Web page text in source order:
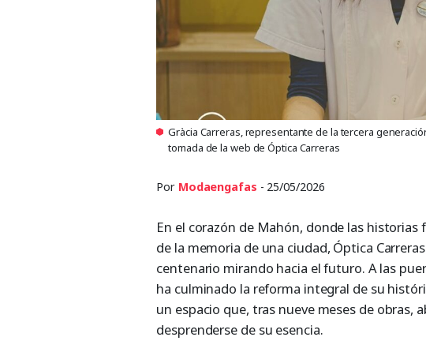
Gràcia Carreras, representante de la tercera
tomada de la web de Óptica Carreras
Por Modaengafas - 25/05/2026
En el corazón de Mahón, donde las
de la memoria de una ciudad, Óptica
centenario mirando hacia el futuro. A las
ha culminado la reforma integral de su
un espacio que, tras nueve meses de obras,
desprenderse de su esencia.